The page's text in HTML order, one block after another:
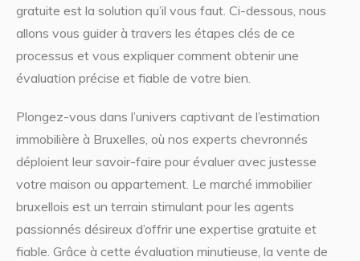
gratuite est la solution qu’il vous faut. Ci-dessous, nous
allons vous guider à travers les étapes clés de ce
processus et vous expliquer comment obtenir une
évaluation précise et fiable de votre bien.
Plongez-vous dans l’univers captivant de l’estimation
immobilière à Bruxelles, où nos experts chevronnés
déploient leur savoir-faire pour évaluer avec justesse
votre maison ou appartement. Le marché immobilier
bruxellois est un terrain stimulant pour les agents
passionnés désireux d’offrir une expertise gratuite et
fiable. Grâce à cette évaluation minutieuse, la vente de